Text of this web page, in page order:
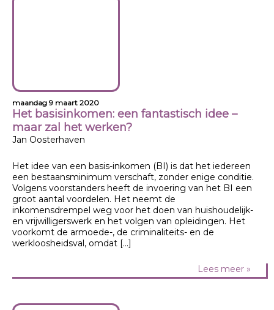
maandag 9 maart 2020
Het basisinkomen: een fantastisch idee –
maar zal het werken?
Jan Oosterhaven
Het idee van een basis-inkomen (BI) is dat het iedereen
een bestaansminimum verschaft, zonder enige conditie.
Volgens voorstanders heeft de invoering van het BI een
groot aantal voordelen. Het neemt de
inkomensdrempel weg voor het doen van huishoudelijk-
en vrijwilligerswerk en het volgen van opleidingen. Het
voorkomt de armoede-, de criminaliteits- en de
werkloosheidsval, omdat […]
Lees meer »